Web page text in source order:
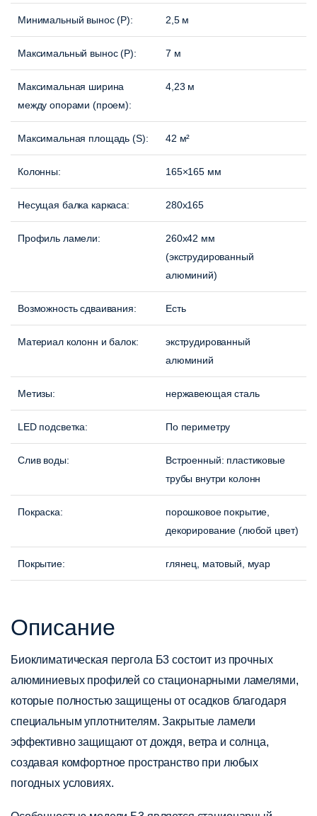
Минимальный вынос (P): 2,5 м
Максимальный вынос (P): 7 м
Максимальная ширина
между опорами (проем):
4,23 м
Максимальная площадь (S): 42 м²
Колонны: 165×165 мм
Несущая балка каркаса: 280х165
Профиль ламели:
260х42 мм
(экструдированный
алюминий)
Возможность сдваивания: Есть
Материал колонн и балок:
экструдированный
алюминий
Метизы: нержавеющая сталь
LED подсветка: По периметру
Слив воды:
Встроенный: пластиковые
трубы внутри колонн
Покраска:
порошковое покрытие,
декорирование (любой цвет)
Покрытие: глянец, матовый, муар
Описание
Биоклиматическая пергола Б3 состоит из прочных
алюминиевых профилей со стационарными ламелями,
которые полностью защищены от осадков благодаря
специальным уплотнителям. Закрытые ламели
эффективно защищают от дождя, ветра и солнца,
создавая комфортное пространство при любых
погодных условиях.